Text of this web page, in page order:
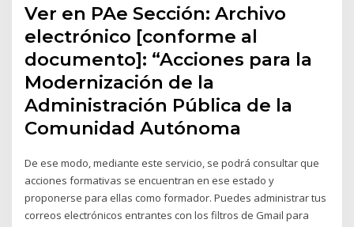
Ver en PAe Sección: Archivo
electrónico [conforme al
documento]: “Acciones para la
Modernización de la
Administración Pública de la
Comunidad Autónoma
De ese modo, mediante este servicio, se podrá consultar que
acciones formativas se encuentran en ese estado y
proponerse para ellas como formador. Puedes administrar tus
correos electrónicos entrantes con los filtros de Gmail para